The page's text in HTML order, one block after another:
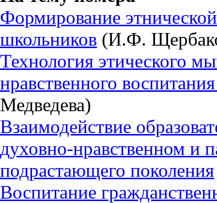
Формирование
школьников (И.Ф.
Технология этического
нравственного
Медведева)
Взаимодействие
духовно-нравственном и
подрастающего поколения
Воспитание